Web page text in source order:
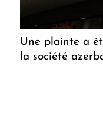
Une plainte a
la société